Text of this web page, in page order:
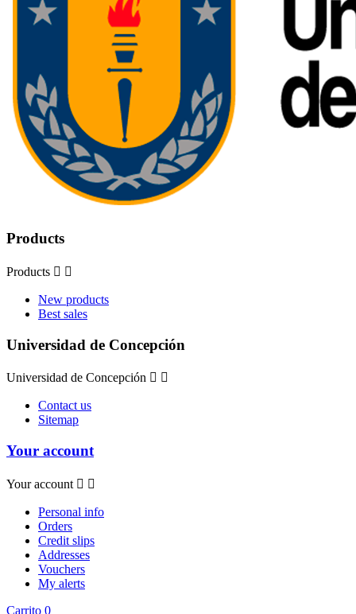
Products
Products  
New products
Best sales
Universidad de Concepción
Universidad de Concepción  
Contact us
Sitemap
Your account
Your account  
Personal info
Orders
Credit slips
Addresses
Vouchers
My alerts
Carrito 0